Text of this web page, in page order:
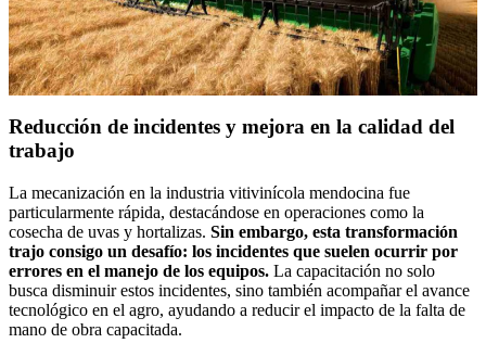
Reducción de incidentes y mejora en la calidad del
trabajo
La mecanización en la industria vitivinícola mendocina fue
particularmente rápida, destacándose en operaciones como la
cosecha de uvas y hortalizas. Sin embargo, esta transformación
trajo consigo un desafío: los incidentes que suelen ocurrir por
errores en el manejo de los equipos. La capacitación no solo
busca disminuir estos incidentes, sino también acompañar el avance
tecnológico en el agro, ayudando a reducir el impacto de la falta de
mano de obra capacitada.